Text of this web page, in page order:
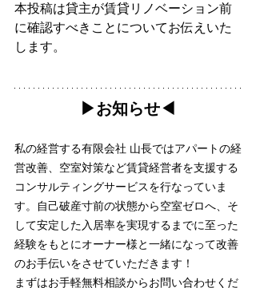
本投稿は貸主が賃貸リノベーション前
に確認すべきことについてお伝えいた
します。
▶︎お知らせ◀︎
私の経営する有限会社 山長ではアパートの経
営改善、空室対策など賃貸経営者を支援する
コンサルティングサービスを行なっていま
す。自己破産寸前の状態から空室ゼロへ、そ
して安定した入居率を実現するまでに至った
経験をもとにオーナー様と一緒になって改善
のお手伝いをさせていただきます！
まずはお手軽無料相談からお問い合わせくだ